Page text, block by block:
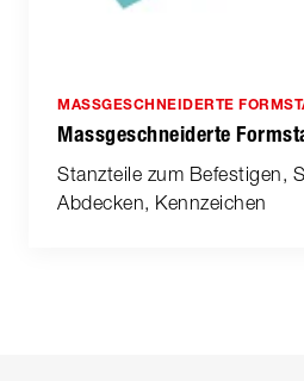
MASSGESCHNEIDERTE
Massgeschneiderte
Stanzteile zum Befestigen,
Abdecken, Kennzeichen